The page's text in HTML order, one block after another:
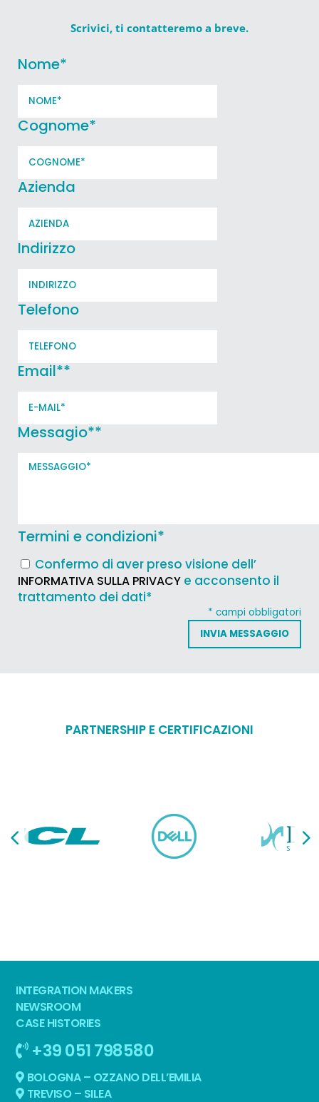
Scrivici, ti contatteremo a breve.
Nome*
Cognome*
Azienda
Indirizzo
Telefono
Email**
Messagio**
Termini e condizioni*
Confermo di aver preso visione dell’
INFORMATIVA SULLA PRIVACY e acconsento il
trattamento dei dati*
* campi obbligatori
PARTNERSHIP E CERTIFICAZIONI
INTEGRATION MAKERS
NEWSROOM
CASE HISTORIES
+39 051 798580
BOLOGNA – OZZANO DELL’EMILIA
TREVISO – SILEA